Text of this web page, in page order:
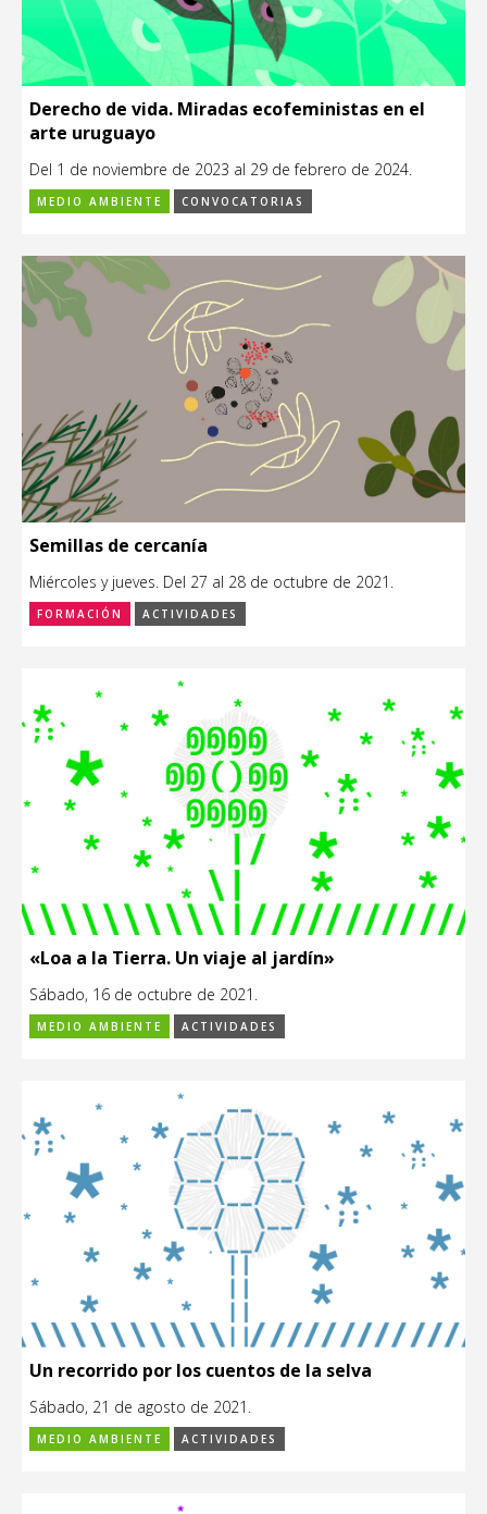
Derecho de vida. Miradas ecofeministas en el
arte uruguayo
Del 1 de noviembre de 2023 al 29 de febrero de 2024.
MEDIO AMBIENTE CONVOCATORIAS
Semillas de cercanía
Miércoles y jueves. Del 27 al 28 de octubre de 2021.
FORMACIÓN ACTIVIDADES
«Loa a la Tierra. Un viaje al jardín»
Sábado, 16 de octubre de 2021.
MEDIO AMBIENTE ACTIVIDADES
Un recorrido por los cuentos de la selva
Sábado, 21 de agosto de 2021.
MEDIO AMBIENTE ACTIVIDADES